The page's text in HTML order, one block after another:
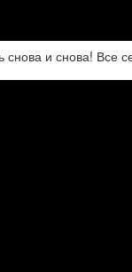
снова и снова! Все